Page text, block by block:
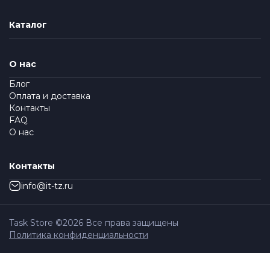
Каталог
О нас
Блог
Оплата и доставка
Контакты
FAQ
О нас
Контакты
info@it-tz.ru
Task Store ©2026 Все права защищены
Политика конфиденциальности